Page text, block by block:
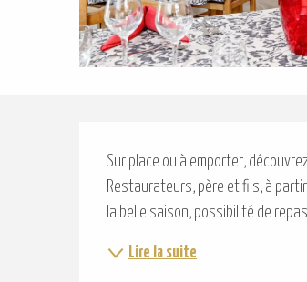
Description
Sur place ou à emporter,
Restaurateurs, père et fils, à
la belle saison, possibilité de
Lire la suite